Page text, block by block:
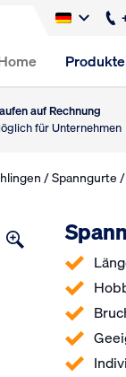
Produkte
auf Rechnung
für Unternehmen
/Spanngurte/